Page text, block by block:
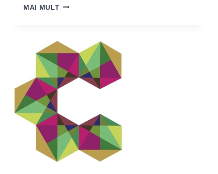
MAI MULTADRIAN
AU
ÎNȚELES,
VASILE
CU
HANS,
GHEORGHE”